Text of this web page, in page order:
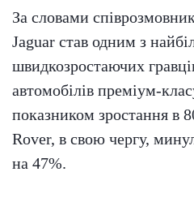
За словами
Jaguar став одним з
швидкозростаючих
автомобілів преміум-
показником зростання в
Rover, в свою чергу,
на 47%.